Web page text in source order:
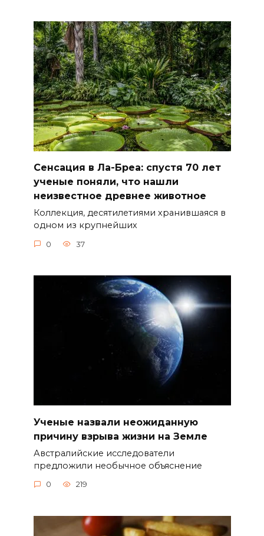
Сенсация в Ла-Бреа: спустя 70 лет
ученые поняли, что нашли
неизвестное древнее животное
Коллекция, десятилетиями хранившаяся в
одном из крупнейших
0 37
Ученые назвали неожиданную
причину взрыва жизни на Земле
Австралийские исследователи
предложили необычное объяснение
0 219